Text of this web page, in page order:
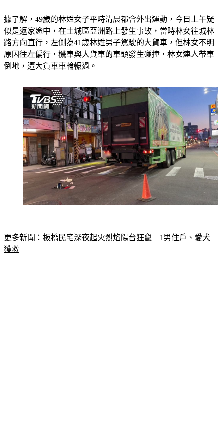
據了解，49歲的林姓女子平時清晨都會外出運動，今日上午疑
似是返家途中，在土城區亞洲路上發生事故，當時林女往城林
路方向直行，左側為41歲林姓男子駕駛的大貨車，但林女不明
原因往左偏行，機車與大貨車的車頭發生碰撞，林女連人帶車
倒地，遭大貨車車輪輾過。
更多新聞： 板橋民宅深夜起火烈焰陽台狂竄　1男住戶、愛犬
獲救